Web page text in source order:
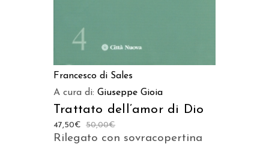
Francesco di Sales
A cura di: Giuseppe Gioia
Trattato dell’amor di Dio
50,00€
47,50€
Rilegato con sovracopertina